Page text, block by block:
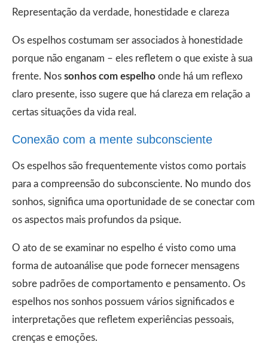
Representação da verdade, honestidade e clareza
Os espelhos costumam ser associados à honestidade
porque não enganam – eles refletem o que existe à sua
frente. Nos sonhos com espelho onde há um reflexo
claro presente, isso sugere que há clareza em relação a
certas situações da vida real.
Conexão com a mente subconsciente
Os espelhos são frequentemente vistos como portais
para a compreensão do subconsciente. No mundo dos
sonhos, significa uma oportunidade de se conectar com
os aspectos mais profundos da psique.
O ato de se examinar no espelho é visto como uma
forma de autoanálise que pode fornecer mensagens
sobre padrões de comportamento e pensamento. Os
espelhos nos sonhos possuem vários significados e
interpretações que refletem experiências pessoais,
crenças e emoções.